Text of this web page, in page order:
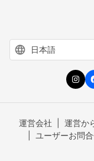
運営会社 運営か
ユーザーお問